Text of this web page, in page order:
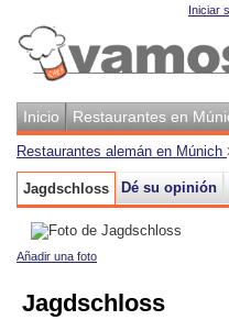
Iniciar
Inicio Restaurantes en
Restaurantes alemán en Múnich
Jagdschloss Dé su opinión
Añadir una foto
Jagdschloss